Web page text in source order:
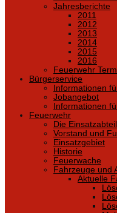
Jahresberichte
2011
2012
2013
2014
2015
2016
Feuerwehr
Bürgerservice
Informationen
Jobangebot
Informationen
Feuerwehr
Die
Vorstand und
Einsatzgebiet
Historie
Feuerwache
Fahrzeuge und
Aktuelle